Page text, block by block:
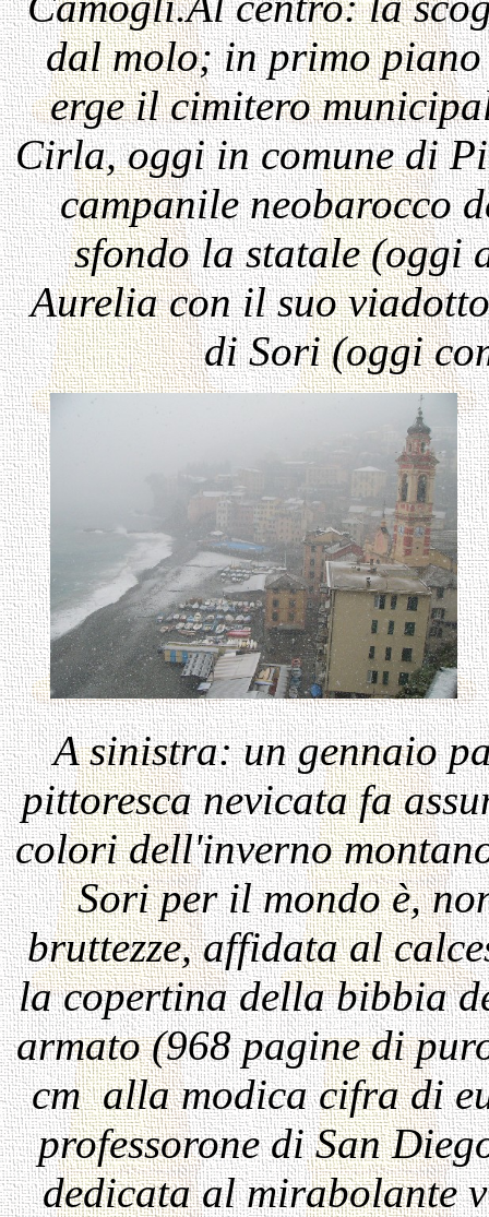
dal molo; in primo piano
erge il cimitero
Cirla, oggi in comune di
campanile neobarocco
sfondo la statale (oggi
Aurelia con il suo
di Sori (oggi
A sinistra: un gennaio
pittoresca nevicata fa
colori dell'inverno
Sori per il mondo è,
bruttezze, affidata al
la copertina della bibbia
armato (968 pagine di
cm alla modica cifra di
professorone di San
dedicata al mirabolante